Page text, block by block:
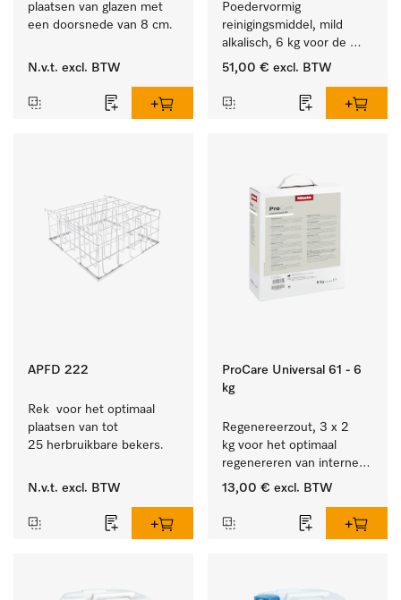
plaatsen van glazen met
een doorsnede van 8 cm.
N.v.t. excl. BTW
Poedervormig
reinigingsmiddel, mild
alkalisch, 6 kg voor de
reiniging van sterk
bestek en glazen.
51,00 € excl. BTW
APFD 222
Rek  voor het optimaal
plaatsen van tot
25 herbruikbare bekers.
N.v.t. excl. BTW
ProCare Universal 61 - 6
kg
Regenereerzout, 3 x 2
kg voor het optimaal
regenereren van interne
waterontharders.
13,00 € excl. BTW